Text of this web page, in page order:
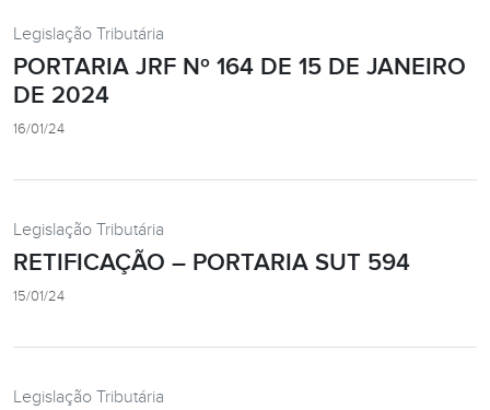
Legislação Tributária
PORTARIA JRF Nº 164 DE 15 DE JANEIRO
DE 2024
16/01/24
Legislação Tributária
RETIFICAÇÃO – PORTARIA SUT 594
15/01/24
Legislação Tributária